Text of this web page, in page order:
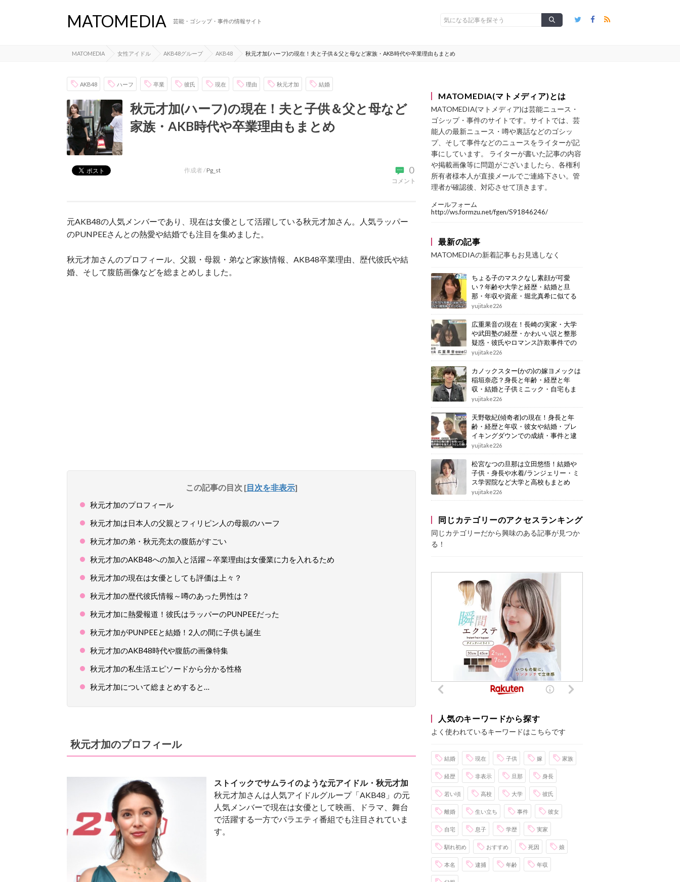
MATOMEDIA 芸能・ゴシップ・事件の情報サイト
MATOMEDIA 女性アイドル AKB48グループ AKB48 秋元才加(ハーフ)の現在！夫と子供＆父と母など家族・AKB時代や卒業理由もまとめ
AKB48 ハーフ 卒業 彼氏 現在 理由 秋元才加 結婚
秋元才加(ハーフ)の現在！夫と子供＆父と母など
家族・AKB時代や卒業理由もまとめ
0
コメント
作成者 / Pg_st
元AKB48の人気メンバーであり、現在は女優として活躍している秋元才加さん。人気ラッパー
のPUNPEEさんとの熱愛や結婚でも注目を集めました。
秋元才加さんのプロフィール、父親・母親・弟など家族情報、AKB48卒業理由、歴代彼氏や結
婚、そして腹筋画像などを総まとめしました。
この記事の目次 [目次を非表示]
秋元才加のプロフィール
秋元才加は日本人の父親とフィリピン人の母親のハーフ
秋元才加の弟・秋元亮太の腹筋がすごい
秋元才加のAKB48への加入と活躍～卒業理由は女優業に力を入れるため
秋元才加の現在は女優としても評価は上々？
秋元才加の歴代彼氏情報～噂のあった男性は？
秋元才加に熱愛報道！彼氏はラッパーのPUNPEEだった
秋元才加がPUNPEEと結婚！2人の間に子供も誕生
秋元才加のAKB48時代や腹筋の画像特集
秋元才加の私生活エピソードから分かる性格
秋元才加について総まとめすると…
秋元才加のプロフィール
ストイックでサムライのような元アイドル・秋元才加
秋元才加さんは人気アイドルグループ「AKB48」の元
人気メンバーで現在は女優として映画、ドラマ、舞台
で活躍する一方でバラエティ番組でも注目されていま
す。
MATOMEDIA(マトメディア)とは
MATOMEDIA(マトメディア)は芸能ニュース・
ゴシップ・事件のサイトです。サイトでは、芸
能人の最新ニュース・噂や裏話などのゴシッ
プ、そして事件などのニュースをライターが記
事にしています。 ライターが書いた記事の内容
や掲載画像等に問題がございましたら、各権利
所有者様本人が直接メールでご連絡下さい。管
理者が確認後、対応させて頂きます。
メールフォーム
http://ws.formzu.net/fgen/S91846246/
最新の記事
MATOMEDIAの新着記事もお見逃しなく
ちょる子のマスクなし素顔が可愛
い？年齢や大学と経歴・結婚と旦
那・年収や資産・堀北真希に似てる
画像もまとめ
yujitake226
広重果音の現在！長崎の実家・大学
や武田塾の経歴・かわいい説と整形
疑惑・彼氏やロマンス詐欺事件での
逮捕もまとめ
yujitake226
カノックスター(かの)の嫁ヨメックは
稲垣奈恋？身長と年齢・経歴と年
収・結婚と子供ミニック・自宅もま
とめ
yujitake226
天野敬紀(傾奇者)の現在！身長と年
齢・経歴と年収・彼女や結婚・ブレ
イキングダウンでの成績・事件と逮
捕もまとめ
yujitake226
松宮なつの旦那は立田悠悟！結婚や
子供・身長や水着/ランジェリー・ミ
ス学習院など大学と高校もまとめ
yujitake226
同じカテゴリーのアクセスランキング
同じカテゴリーだから興味のある記事が見つか
る！
人気のキーワードから探す
よく使われているキーワードはこちらです
結婚 現在 子供 嫁 家族
経歴 非表示 旦那 身長
若い頃 高校 大学 彼氏
離婚 生い立ち 事件 彼女
自宅 息子 学歴 実家
馴れ初め おすすめ 死因 娘
本名 逮捕 年齢 年収